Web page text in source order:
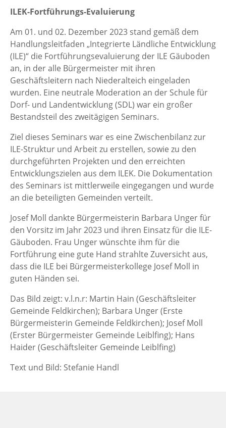
ILEK-Fortführungs-Evaluierung
Am 01. und 02. Dezember 2023 stand gemäß dem
Handlungsleitfaden „Integrierte Ländliche Entwicklung
(ILE)“ die Fortführungsevaluierung der ILE Gäuboden
an, in der alle Bürgermeister mit ihren
Geschäftsleitern nach Niederalteich eingeladen
wurden. Eine neutrale Moderation an der Schule für
Dorf- und Landentwicklung (SDL) war ein großer
Bestandsteil des zweitägigen Seminars.
Ziel dieses Seminars war es eine Zwischenbilanz zur
ILE-Struktur und Arbeit zu erstellen, sowie zu den
durchgeführten Projekten und den erreichten
Entwicklungszielen aus dem ILEK. Die Dokumentation
des Seminars ist mittlerweile eingegangen und wurde
an die beteiligten Gemeinden verteilt.
Josef Moll dankte Bürgermeisterin Barbara Unger für
den Vorsitz im Jahr 2023 und ihren Einsatz für die ILE-
Gäuboden. Frau Unger wünschte ihm für die
Fortführung eine gute Hand strahlte Zuversicht aus,
dass die ILE bei Bürgermeisterkollege Josef Moll in
guten Händen sei.
Das Bild zeigt: v.l.n.r: Martin Hain (Geschäftsleiter
Gemeinde Feldkirchen); Barbara Unger (Erste
Bürgermeisterin Gemeinde Feldkirchen); Josef Moll
(Erster Bürgermeister Gemeinde Leiblfing); Hans
Haider (Geschäftsleiter Gemeinde Leiblfing)
Text und Bild: Stefanie Handl